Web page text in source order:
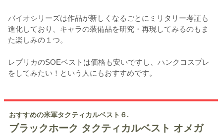
バイオシリーズは作品が新しくなるごとにミリタリー考証も
進化しており、キャラの装備品を研究・再現してみるのもま
た楽しみの１つ。
レプリカのSOEベストは価格も安いですし、ハンクコスプレ
をしてみたい！という人にもおすすめです。
おすすめの米軍タクティカルベスト６.
ブラックホーク タクティカルベスト オメガ